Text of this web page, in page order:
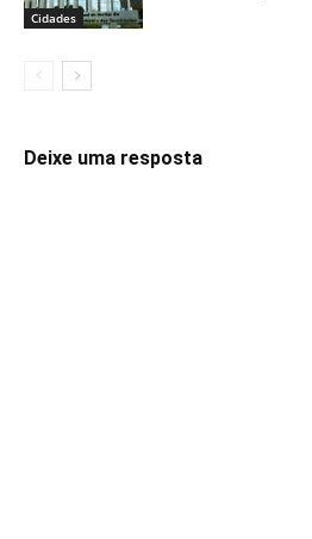
Cidades
Deixe uma resposta